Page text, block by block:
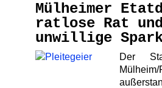
Mülheimer
ratlose Rat
unwillige
Der